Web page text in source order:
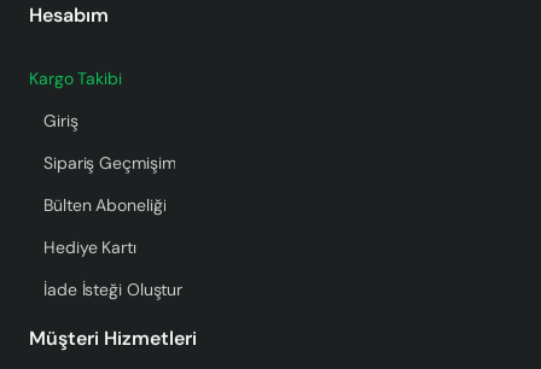
Hesabım
Kargo Takibi
Giriş
Sipariş Geçmişim
Bülten Aboneliği
Hediye Kartı
İade İsteği Oluştur
Müşteri Hizmetleri